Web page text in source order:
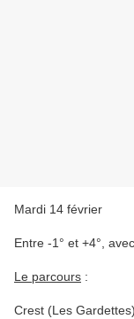
Mardi 14 février
Entre -1° et +4°,
Le parcours :
Crest (Les